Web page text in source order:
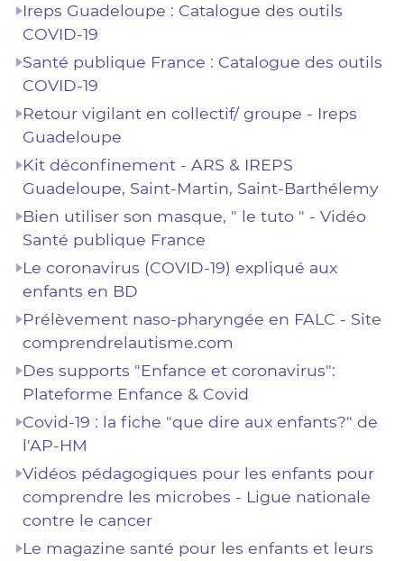
Ireps Guadeloupe : Catalogue des outils
COVID-19
Santé publique France : Catalogue des outils
COVID-19
Retour vigilant en collectif/ groupe - Ireps
Guadeloupe
Kit déconfinement - ARS & IREPS
Guadeloupe, Saint-Martin, Saint-Barthélemy
Bien utiliser son masque, " le tuto " - Vidéo
Santé publique France
Le coronavirus (COVID-19) expliqué aux
enfants en BD
Prélèvement naso-pharyngée en FALC - Site
comprendrelautisme.com
Des supports "Enfance et coronavirus":
Plateforme Enfance & Covid
Covid-19 : la fiche "que dire aux enfants?" de
l'AP-HM
Vidéos pédagogiques pour les enfants pour
comprendre les microbes - Ligue nationale
contre le cancer
Le magazine santé pour les enfants et leurs